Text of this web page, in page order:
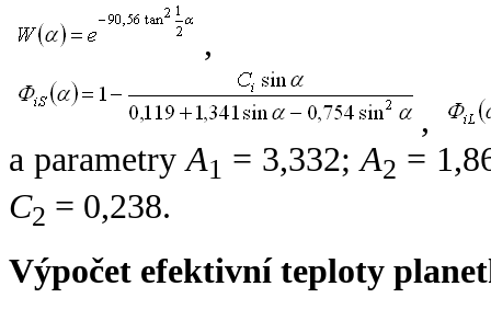
,
,
a parametryA1 = 3,332;A2 =
C2 = 0,238.
Výpočet efektivní teploty